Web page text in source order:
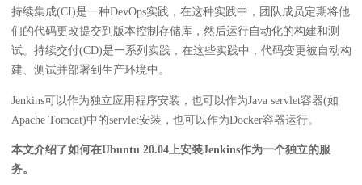
持续集成(CI)是一种DevOps实践，在这种实践中，团队成员定期将他
们的代码更改提交到版本控制存储库，然后运行自动化的构建和测
试。持续交付(CD)是一系列实践，在这些实践中，代码变更被自动构
建、测试并部署到生产环境中。
Jenkins可以作为独立应用程序安装，也可以作为Java servlet容器(如
Apache Tomcat)中的servlet安装，也可以作为Docker容器运行。
本文介绍了如何在Ubuntu 20.04上安装Jenkins作为一个独立的服
务。